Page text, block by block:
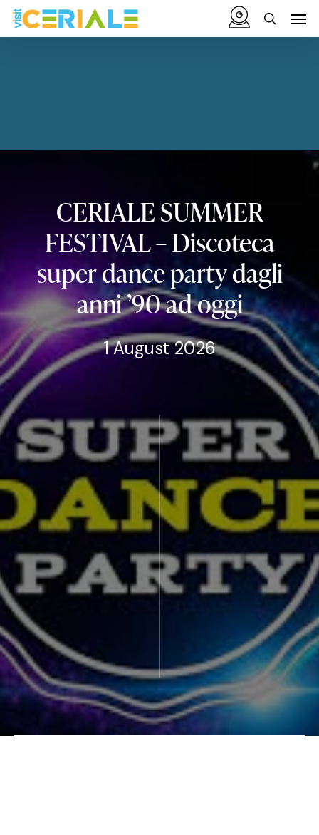
Skip
main
CERIALESUMMER
FESTIVAL–Discoteca
superdancepartydagli
anni’90adoggi
1 August 2026